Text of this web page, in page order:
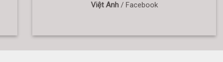
Việt Anh / Facebook